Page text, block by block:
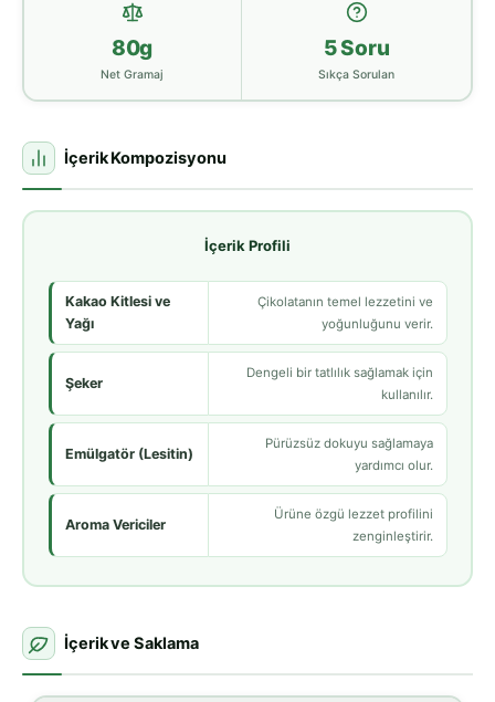
80g
Net Gramaj
5 Soru
Sıkça Sorulan
İçerik Kompozisyonu
İçerik Profili
Kakao Kitlesi ve
Yağı
Çikolatanın temel lezzetini ve
yoğunluğunu verir.
Şeker
Dengeli bir tatlılık sağlamak için
kullanılır.
Emülgatör (Lesitin)
Pürüzsüz dokuyu sağlamaya
yardımcı olur.
Aroma Vericiler
Ürüne özgü lezzet profilini
zenginleştirir.
İçerik ve Saklama